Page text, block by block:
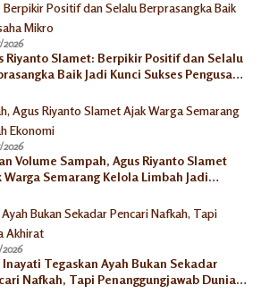
2026
Riyanto Slamet: Berpikir Positif dan Selalu
Baik Jadi Kunci Sukses Pengusaha
2026
Volume Sampah, Agus Riyanto Slamet
Warga Semarang Kelola Limbah Jadi
Tegaskan Ayah Bukan Sekadar
Nafkah, Tapi Penanggungjawab Dunia